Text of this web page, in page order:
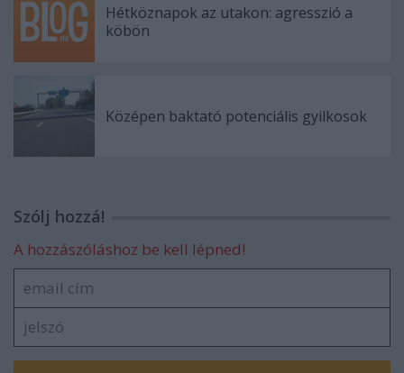
Hétköznapok az utakon: agresszió a
köbön
Középen baktató potenciális gyilkosok
Szólj hozzá!
A hozzászóláshoz be kell lépned!